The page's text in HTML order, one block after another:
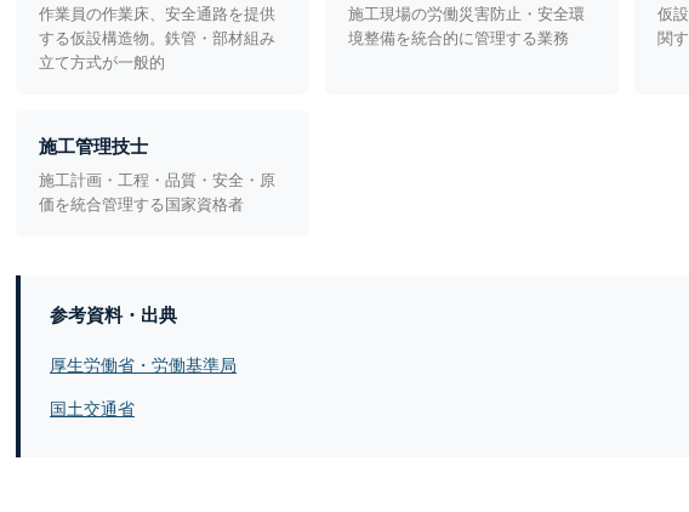
作業員の作業床、安全通路を提供
する仮設構造物。鉄管・部材組み
立て方式が一般的
施工現場の労働災害防止・安全環
境整備を統合的に管理する業務
仮
関
施工管理技士
施工計画・工程・品質・安全・原
価を統合管理する国家資格者
参考資料・出典
厚生労働省・労働基準局
国土交通省